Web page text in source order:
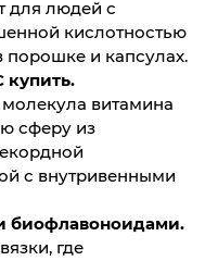
для людей с
кислотностью
и капсулах.
витамина
сферу из
с внутривенными
биофлавоноидами.
где